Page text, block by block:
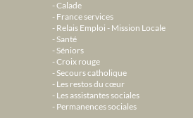
Calade
France services
Relais Emploi - Mission Locale
Santé
Séniors
Croix rouge
Secours catholique
Les restos du cœur
Les assistantes sociales
Permanences sociales